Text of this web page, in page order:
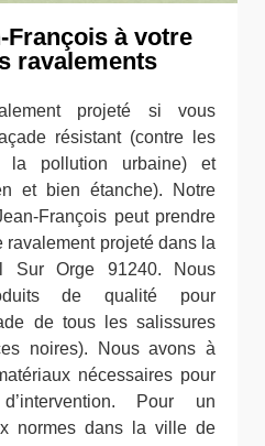
François à votre
ravalements
projeté si vous
résistant (contre les
la pollution urbaine) et
et bien étanche). Notre
François peut prendre
ravalement projeté dans la
Sur Orge 91240. Nous
de qualité pour
de tous les salissures
noires). Nous avons à
nécessaires pour
Pour un
normes dans la ville de